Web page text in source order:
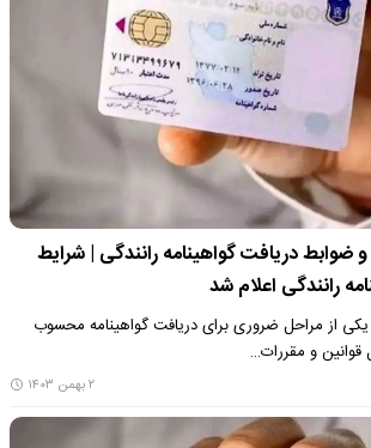
ضوابط دریافت گواهینامه رانندگی | شرایط
رانندگی اعلام شد
یکی از مراحل ضروری برای دریافت گواهینامه محسوب
و مقررات…
۲ بهمن ۱۴۰۳